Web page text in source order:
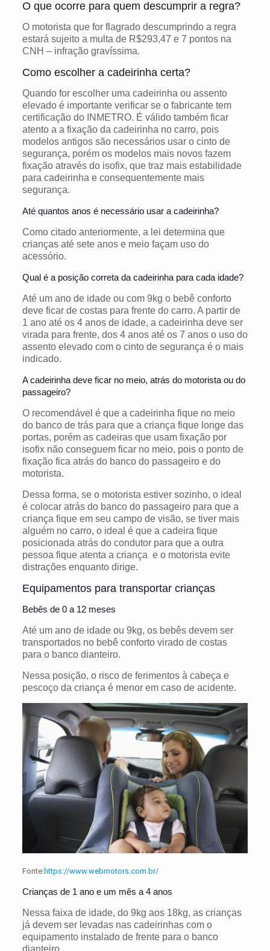
O que ocorre para quem descumprir a regra?
O motorista que for flagrado descumprindo a regra
estará sujeito a multa de R$293,47 e 7 pontos na
CNH – infração gravíssima.
Como escolher a cadeirinha certa?
Quando for escolher uma cadeirinha ou assento
elevado é importante verificar se o fabricante tem
certificação do INMETRO. É válido também ficar
atento a a fixação da cadeirinha no carro, pois
modelos antigos são necessários usar o cinto de
segurança, porém os modelos mais novos fazem
fixação através do isofix, que traz mais estabilidade
para cadeirinha e consequentemente mais
segurança.
Até quantos anos é necessário usar a cadeirinha?
Como citado anteriormente, a lei determina que
crianças até sete anos e meio façam uso do
acessório.
Qual é a posição correta da cadeirinha para cada idade?
Até um ano de idade ou com 9kg o bebê conforto
deve ficar de costas para frente do carro. A partir de
1 ano até os 4 anos de idade, a cadeirinha deve ser
virada para frente, dos 4 anos até os 7 anos o uso do
assento elevado com o cinto de segurança é o mais
indicado.
A cadeirinha deve ficar no meio, atrás do motorista ou do
passageiro?
O recomendável é que a cadeirinha fique no meio
do banco de trás para que a criança fique longe das
portas, porém as cadeiras que usam fixação por
isofix não conseguem ficar no meio, pois o ponto de
fixação fica atrás do banco do passageiro e do
motorista.
Dessa forma, se o motorista estiver sozinho, o ideal
é colocar atrás do banco do passageiro para que a
criança fique em seu campo de visão, se tiver mais
alguém no carro, o ideal é que a cadeira fique
posicionada atrás do condutor para que a outra
pessoa fique atenta a criança e o motorista evite
distrações enquanto dirige.
Equipamentos para transportar crianças
Bebês de 0 a 12 meses
Até um ano de idade ou 9kg, os bebês devem ser
transportados no bebê conforto virado de costas
para o banco dianteiro.
Nessa posição, o risco de ferimentos à cabeça e
pescoço da criança é menor em caso de acidente.
Fonte:https://www.webmotors.com.br/
Crianças de 1 ano e um mês a 4 anos
Nessa faixa de idade, do 9kg aos 18kg, as crianças
já devem ser levadas nas cadeirinhas com o
equipamento instalado de frente para o banco
dianteiro.